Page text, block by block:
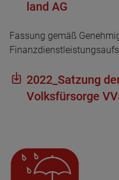
land AG
Fassung gemäß
2022_Sat­zung
Volks­für­sorge